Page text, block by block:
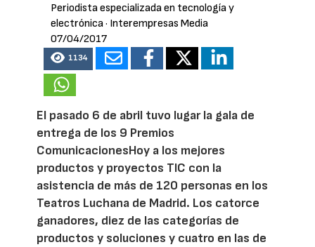
Periodista especializada en tecnología y
electrónica· Interempresas Media
07/04/2017
1134
El pasado 6 de abril tuvo lugar la gala de
entrega de los 9 Premios
ComunicacionesHoy a los mejores
productos y proyectos TIC con la
asistencia de más de 120 personas en los
Teatros Luchana de Madrid. Los catorce
ganadores, diez de las categorías de
productos y soluciones y cuatro en las de